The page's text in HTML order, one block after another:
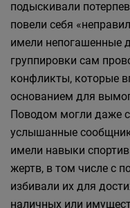
подыскивали
повели себя
имели непогашенные
группировки сам
конфликты, которые
основанием для
Поводом могли даже
услышанные
имели навыки
жертв, в том числе с
избивали их для
наличных или